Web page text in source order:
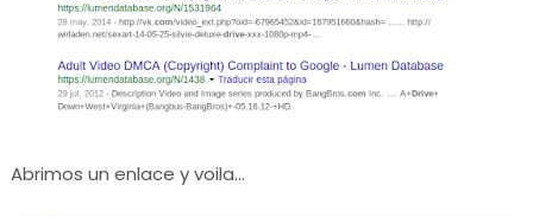
Abrimos un enlace y voila...